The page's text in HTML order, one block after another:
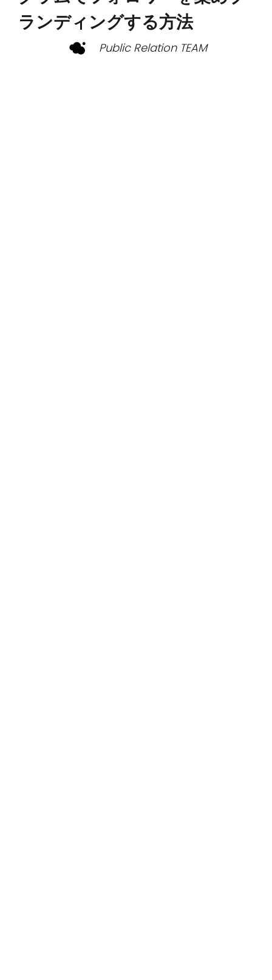
ランディングする方法
Public Relation TEAM